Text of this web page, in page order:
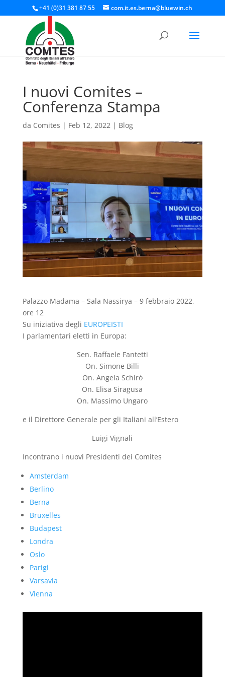
+41 (0)31 381 87 55 com.it.es.berna@bluewin.ch
I nuovi Comites –
Conferenza Stampa
da Comites | Feb 12, 2022| Blog
Palazzo Madama – Sala Nassirya – 9 febbraio 2022,
ore 12
Su iniziativa degli EUROPEISTI
I parlamentari eletti in Europa:
Sen. Raffaele Fantetti
On. Simone Billi
On. Angela Schirò
On. Elisa Siragusa
On. Massimo Ungaro
e il Direttore Generale per gli Italiani all’Estero
Luigi Vignali
Incontrano i nuovi Presidenti dei Comites
Amsterdam
Berlino
Berna
Bruxelles
Budapest
Londra
Oslo
Parigi
Varsavia
Vienna